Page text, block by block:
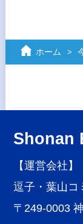
ホーム
Shonan
【運営会社】
逗子・葉山コ
〒249-0003